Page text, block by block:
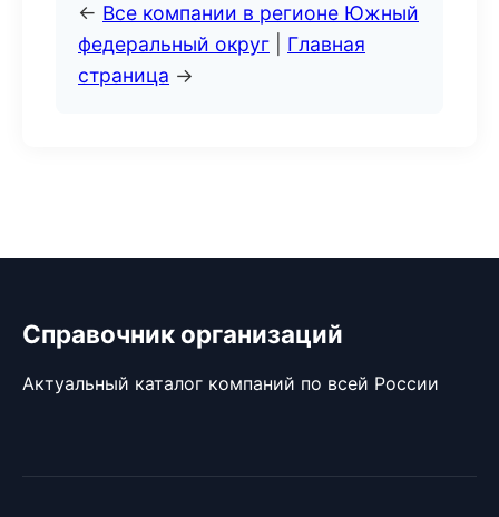
← Все компании в регионе Южный
федеральный округ
Главная
страница →
Справочник организаций
Актуальный каталог компаний по всей России